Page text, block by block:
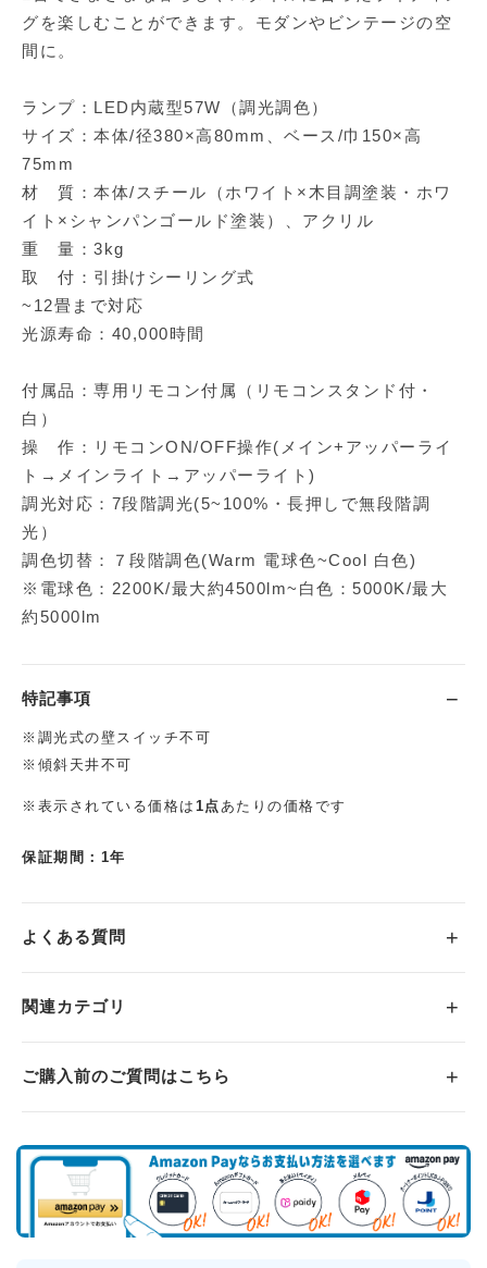
グを楽しむことができます。モダンやビンテージの空
間に。
ランプ：LED内蔵型57W（調光調色）
サイズ：本体/径380×高80mm、ベース/巾150×高
75mm
材 質：本体/スチール（ホワイト×木目調塗装・ホワ
イト×シャンパンゴールド塗装）、アクリル
重 量：3kg
取 付：引掛けシーリング式
~12畳まで対応
光源寿命：40,000時間
付属品：専用リモコン付属（リモコンスタンド付・
白）
操 作：リモコンON/OFF操作(メイン+アッパーライ
ト→メインライト→アッパーライト)
調光対応：7段階調光(5~100%・長押しで無段階調
光）
調色切替：７段階調色(Warm 電球色~Cool 白色)
※電球色：2200K/最大約4500lm~白色：5000K/最大
約5000lm
特記事項
※調光式の壁スイッチ不可
※傾斜天井不可
※表示されている価格は 1点あたりの価格です
保証期間：1年
よくある質問
関連カテゴリ
ご購入前のご質問はこちら